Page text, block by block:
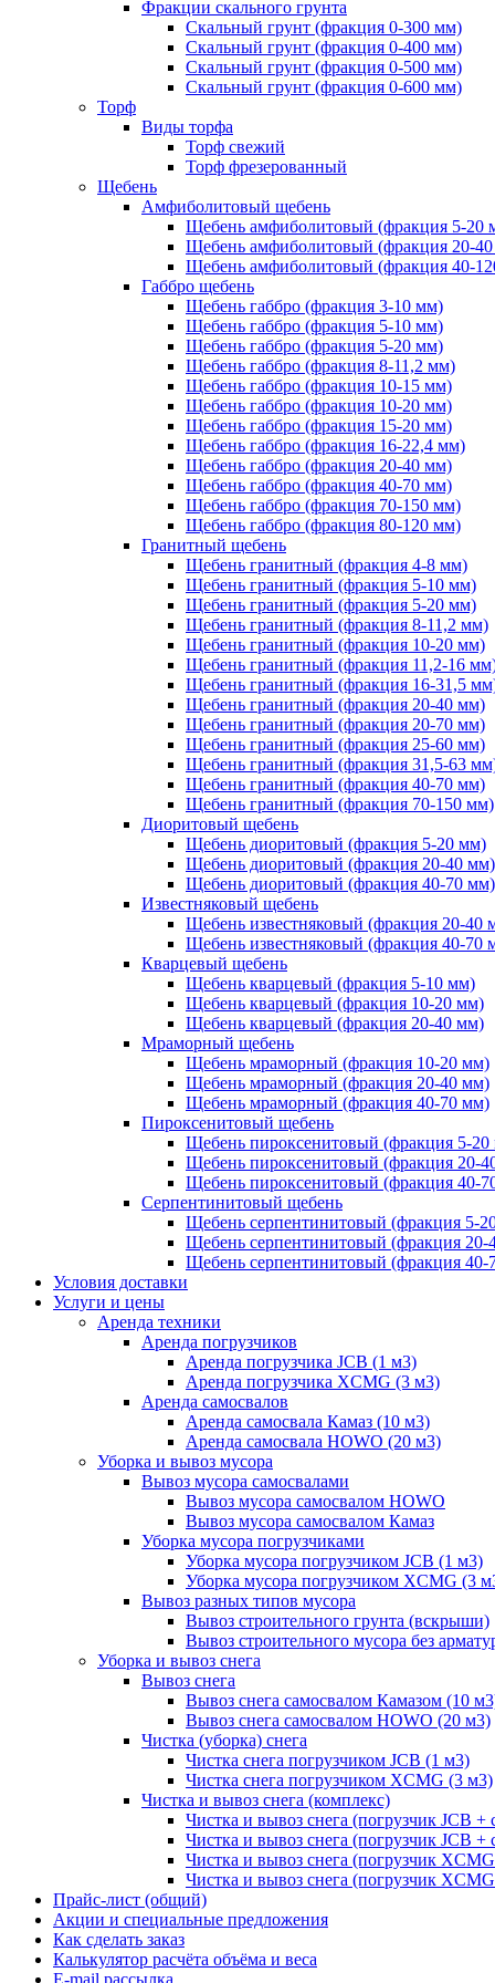
Фракции скального грунта
Скальный грунт (фракция 0-300 мм)
Скальный грунт (фракция 0-400 мм)
Скальный грунт (фракция 0-500 мм)
Скальный грунт (фракция 0-600 мм)
Торф
Виды торфа
Торф свежий
Торф фрезерованный
Щебень
Амфиболитовый щебень
Щебень амфиболитовый (фракция 5-20
Щебень амфиболитовый (фракция 20-
Щебень амфиболитовый (фракция 40-
Габбро щебень
Щебень габбро (фракция 3-10 мм)
Щебень габбро (фракция 5-10 мм)
Щебень габбро (фракция 5-20 мм)
Щебень габбро (фракция 8-11,2 мм)
Щебень габбро (фракция 10-15 мм)
Щебень габбро (фракция 10-20 мм)
Щебень габбро (фракция 15-20 мм)
Щебень габбро (фракция 16-22,4 мм)
Щебень габбро (фракция 20-40 мм)
Щебень габбро (фракция 40-70 мм)
Щебень габбро (фракция 70-150 мм)
Щебень габбро (фракция 80-120 мм)
Гранитный щебень
Щебень гранитный (фракция 4-8 мм)
Щебень гранитный (фракция 5-10 мм)
Щебень гранитный (фракция 5-20 мм)
Щебень гранитный (фракция 8-11,2 мм)
Щебень гранитный (фракция 10-20 мм)
Щебень гранитный (фракция 11,2-16
Щебень гранитный (фракция 16-31,5
Щебень гранитный (фракция 20-40 мм)
Щебень гранитный (фракция 20-70 мм)
Щебень гранитный (фракция 25-60 мм)
Щебень гранитный (фракция 31,5-63
Щебень гранитный (фракция 40-70 мм)
Щебень гранитный (фракция 70-150 мм)
Диоритовый щебень
Щебень диоритовый (фракция 5-20 мм)
Щебень диоритовый (фракция 20-40 мм)
Щебень диоритовый (фракция 40-70 мм)
Известняковый щебень
Щебень известняковый (фракция 20-40
Щебень известняковый (фракция 40-70
Кварцевый щебень
Щебень кварцевый (фракция 5-10 мм)
Щебень кварцевый (фракция 10-20 мм)
Щебень кварцевый (фракция 20-40 мм)
Мраморный щебень
Щебень мраморный (фракция 10-20 мм)
Щебень мраморный (фракция 20-40 мм)
Щебень мраморный (фракция 40-70 мм)
Пироксенитовый щебень
Щебень пироксенитовый (фракция 5-
Щебень пироксенитовый (фракция 20-
Щебень пироксенитовый (фракция 40-
Серпентинитовый щебень
Щебень серпентинитовый (фракция 5-
Щебень серпентинитовый (фракция 20-
Щебень серпентинитовый (фракция 40-
Условия доставки
Услуги и цены
Аренда техники
Аренда погрузчиков
Аренда погрузчика JCB (1 м3)
Аренда погрузчика XCMG (3 м3)
Аренда самосвалов
Аренда самосвала Камаз (10 м3)
Аренда самосвала HOWO (20 м3)
Уборка и вывоз мусора
Вывоз мусора самосвалами
Вывоз мусора самосвалом HOWO
Вывоз мусора самосвалом Камаз
Уборка мусора погрузчиками
Уборка мусора погрузчиком JCB (1 м3)
Уборка мусора погрузчиком XCMG (3
Вывоз разных типов мусора
Вывоз строительного грунта (вскрыши)
Вывоз строительного мусора без
Уборка и вывоз снега
Вывоз снега
Вывоз снега самосвалом Камазом (10
Вывоз снега самосвалом HOWO (20 м3)
Чистка (уборка) снега
Чистка снега погрузчиком JCB (1 м3)
Чистка снега погрузчиком XCMG (3 м3)
Чистка и вывоз снега (комплекс)
Чистка и вывоз снега (погрузчик JCB +
Чистка и вывоз снега (погрузчик JCB +
Чистка и вывоз снега (погрузчик
Чистка и вывоз снега (погрузчик
Прайс-лист (общий)
Акции и специальные предложения
Как сделать заказ
Калькулятор расчёта объёма и веса
E-mail рассылка